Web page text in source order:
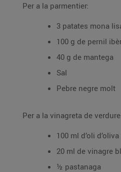
Per a la parmentier:
3 patates mona
100 g de pernil
40 g de mantega
Sal
Pebre negre molt
Per a la vinagreta de
100 ml d’oli
20 ml de vinagre
½ pastanaga